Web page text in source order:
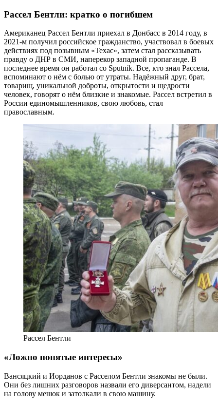
Рассел Бентли: кратко о погибшем
Американец Рассел Бентли приехал в Донбасс в 2014 году, в
2021-м получил российское гражданство, участвовал в боевых
действиях под позывным «Техас», затем стал рассказывать
правду о ДНР в СМИ, наперекор западной пропаганде. В
последнее время он работал со Sputnik. Все, кто знал Рассела,
вспоминают о нём с болью от утраты. Надёжный друг, брат,
товарищ, уникальной доброты, открытости и щедрости
человек, говорят о нём близкие и знакомые. Рассел встретил в
России единомышленников, свою любовь, стал
православным.
Рассел Бентли
«Ложно понятые интересы»
Вансяцкий и Иорданов с Расселом Бентли знакомы не были.
Они без лишних разговоров назвали его диверсантом, надели
на голову мешок и затолкали в свою машину.